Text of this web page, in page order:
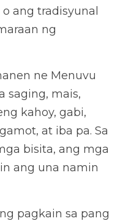
ang tradisyunal
ng
ne Menuvu
saging, mais,
kahoy, gabi,
at iba pa. Sa
bisita, ang mga
ang una namin
pagkain sa pang